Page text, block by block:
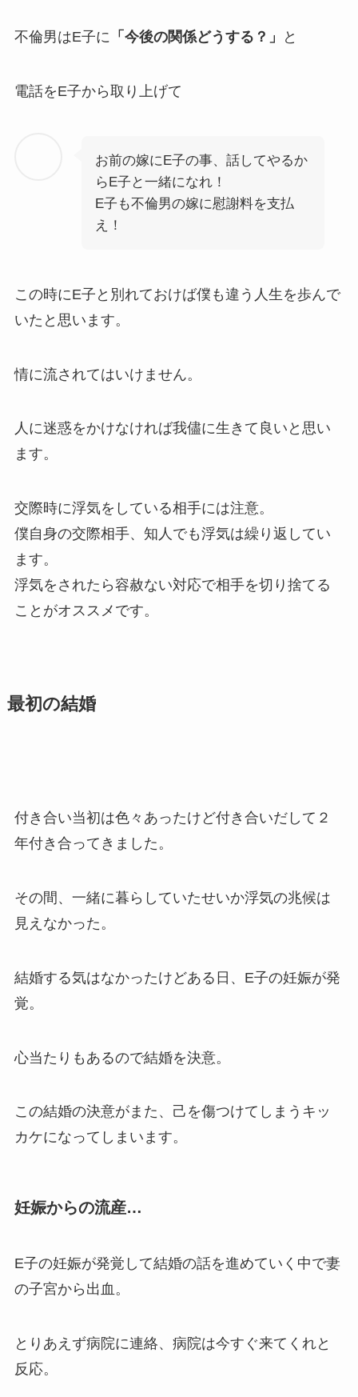
不倫男はE子に 「今後の関係どうする？」 と
電話をE子から取り上げて
お前の嫁にE子の事、話してやるか
らE子と一緒になれ！
E子も不倫男の嫁に慰謝料を支払
え！
この時にE子と別れておけば僕も違う人生を歩んで
いたと思います。
情に流されてはいけません。
人に迷惑をかけなければ我儘に生きて良いと思い
ます。
交際時に浮気をしている相手には注意。
僕自身の交際相手、知人でも浮気は繰り返してい
ます。
浮気をされたら容赦ない対応で相手を切り捨てる
ことがオススメです。
最初の結婚
付き合い当初は色々あったけど付き合いだして２
年付き合ってきました。
その間、一緒に暮らしていたせいか浮気の兆候は
見えなかった。
結婚する気はなかったけどある日、E子の妊娠が発
覚。
心当たりもあるので結婚を決意。
この結婚の決意がまた、己を傷つけてしまうキッ
カケになってしまいます。
妊娠からの流産…
E子の妊娠が発覚して結婚の話を進めていく中で妻
の子宮から出血。
とりあえず病院に連絡、病院は今すぐ来てくれと
反応。